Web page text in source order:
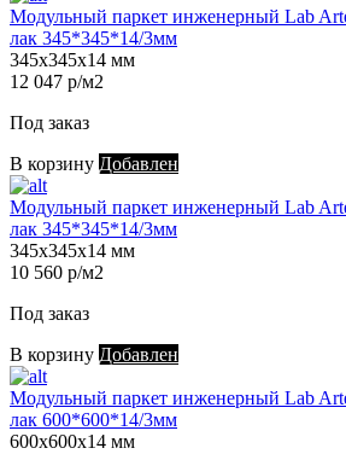
Модульный паркет инженерный Lab
лак 345*345*14/3мм
345х345х14 мм
12 047 р/м2
Под заказ
В корзину Добавлен
Модульный паркет инженерный Lab
лак 345*345*14/3мм
345х345х14 мм
10 560 р/м2
Под заказ
В корзину Добавлен
Модульный паркет инженерный Lab
лак 600*600*14/3мм
600х600х14 мм